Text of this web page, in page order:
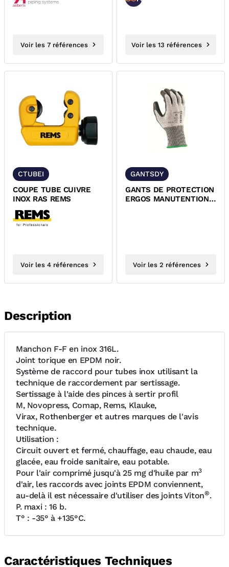
Voir les 7 références Voir les 13 références
CTUBEI
COUPE TUBE CUIVRE
INOX RAS REMS
Voir les 4 références
GANTSDY
GANTS DE PROTECTION
ERGOS MANUTENTION
Voir les 2 références
Description
Manchon F-F en inox 316L.
Joint torique en EPDM noir.
Système de raccord pour tubes inox utilisant la
technique de raccordement par sertissage.
Sertissage à l'aide des pinces à sertir profil
M, Novopress, Comap, Rems, Klauke,
Virax, Rothenberger et autres marques de l'avis
technique.
Utilisation :
Circuit ouvert et fermé, chauffage, eau chaude, eau
glacée, eau froide sanitaire, eau potable.
Pour l'air comprimé jusqu'à 25 mg d'huile par m3
d'air, les raccords avec joints EPDM conviennent,
au-delà il est nécessaire d'utiliser des joints Viton®.
P. maxi : 16 b.
T° : -35° à +135°C.
Caractéristiques Techniques